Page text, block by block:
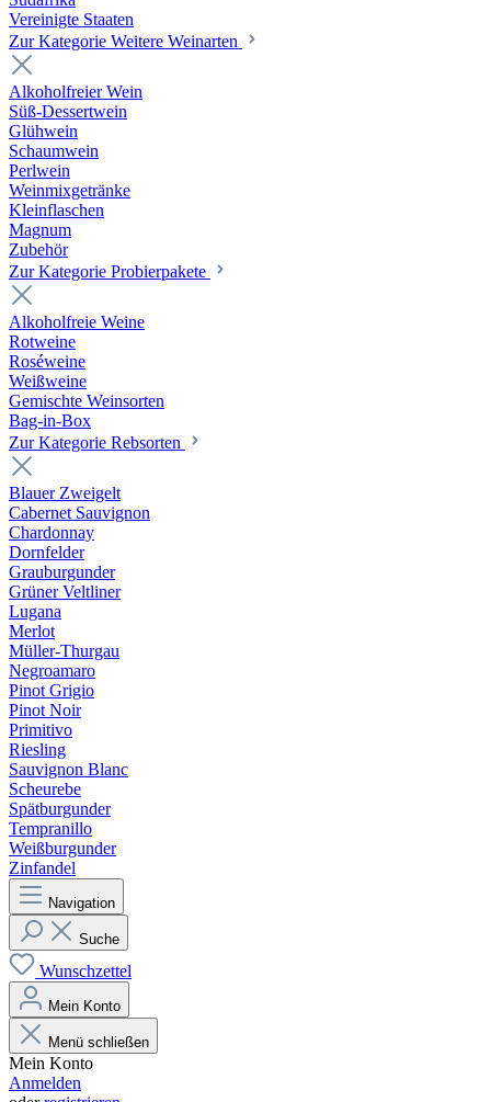
Vereinigte Staaten
Zur Kategorie Weitere Weinarten
Alkoholfreier Wein
Süß-Dessertwein
Glühwein
Schaumwein
Perlwein
Weinmixgetränke
Kleinflaschen
Magnum
Zubehör
Zur Kategorie Probierpakete
Alkoholfreie Weine
Rotweine
Roséweine
Weißweine
Gemischte Weinsorten
Bag-in-Box
Zur Kategorie Rebsorten
Blauer Zweigelt
Cabernet Sauvignon
Chardonnay
Dornfelder
Grauburgunder
Grüner Veltliner
Lugana
Merlot
Müller-Thurgau
Negroamaro
Pinot Grigio
Pinot Noir
Primitivo
Riesling
Sauvignon Blanc
Scheurebe
Spätburgunder
Tempranillo
Weißburgunder
Zinfandel
Navigation
Suche
Wunschzettel
Mein Konto
Menü schließen
Mein Konto
Anmelden